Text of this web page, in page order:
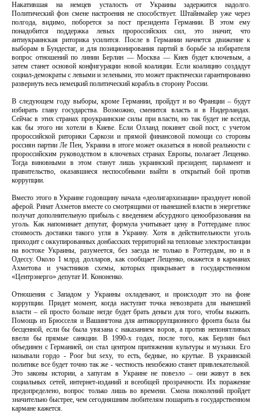
Накатившая на немцев усталость от Украины задержится надолго.
Политический фон смене настроения не способствует. Штайнмайер уже через
полгода, видимо, поборется за пост президента Германии. В этом ему
понадобится поддержка левых пророссийских сил, это значит, что
антиукраинская риторика усилится. После в Германии начнется движение к
выборам в Бундестаг, и для позиционирования партий в борьбе за избирателя
вопрос отношений по линии Берлин — Москва — Киев будет ключевым, а
затем станет основой конфигурации новой коалиции. Если коалицию создадут
социал-демократы с левыми и зелеными, это может практически гарантированно
развернуть весь немецкий политический корабль в сторону России.
В следующем году выборы, кроме Германии, пройдут и во Франции – будут
избирать главу государства. Возможно, сменится власть и в Нидерландах.
Сейчас в этих странах проукраинские силы при власти, но так будет не всегда,
как бы этого ни хотели в Киеве. Если Олланд покинет свой пост, с учетом
пророссийской риторики Саркози и прямой финансовой помощи со стороны
россиян партии Ле Пен, Украина в итоге может оказаться в новой реальности с
пророссийским руководством в ключевых странах Европы, полагает Лещенко.
Тогда виновными в этом станут лишь украинский президент, парламент и
правительство, оказавшиеся неспособными выйти в открытый бой против
коррупции.
Вместо этого в Украине годовщину начала «деолигархизации» празднует новой
аферой. Ринат Ахметов вместе со смотрящими от нынешней власти в энергетике
получат дополнительную прибыль с введением абсурдного ценообразования на
уголь. Как напоминает депутат, формула учитывает цену в Роттердаме плюс
стоимость доставки такого угля в Украину. Хотя в действительности уголь
приходит с оккупированных донбасских территорий на тепловые электростанции
на востоке Украины, разумеется, без заезда не только в Роттердам, но и в
Одессу. Около 1 млрд. долларов, как сообщает Лещенко, окажется в карманах
Ахметова и участников схемы, которых прикрывает в государственном
«Центрэнерго» депутат И. Кононенко.
Отношения с Западом у Украины охладевают, и происходит это на фоне
коррупции. Придет момент, когда наступит точка невозврата для нынешней
власти – ей просто больше негде будет брать деньги для того, чтобы выжить.
Помощь из Брюсселя и Вашингтона для антикоррупционного фронта была бы
бесценной, если бы была увязана с наказанием воров, а против непонятливых
ввели бы прямые санкции. В 1990-х годах, после того, как Берлин был
объединен с Германией, он стал центром притяжения культуры и музыки. Его
называли гордо - Poor but sexy, то есть, бедные, но крутые. В украинской
политике все будет точно так же - честность неизбежно станет привлекательной.
Это законы истории, а хапугам в Украине не повезло – они живут в век
социальных сетей, интернет-изданий и всеобщей прозрачности. Их поражение
предопределено, вопрос только лишь во времени. Смена поколений пройдет
значительно быстрее, чем сегодняшним любителям пошарить в государственном
кармане кажется.